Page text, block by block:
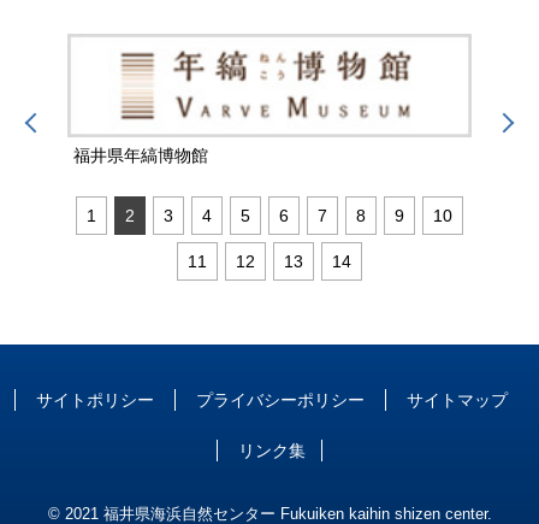
福井県年縞博物館
1 2 3 4 5 6 7 8 9 10
11 12 13 14
サイトポリシー プライバシーポリシー サイトマップ
リンク集
© 2021 福井県海浜自然センター Fukuiken kaihin shizen center.